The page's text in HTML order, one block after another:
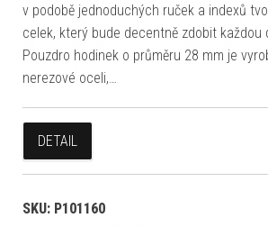
v podobě jednoduchých ruček a indexů
celek, který bude decentně zdobit každou
Pouzdro hodinek o průměru 28 mm je
nerezové oceli,…
DETAIL
SKU: P101160